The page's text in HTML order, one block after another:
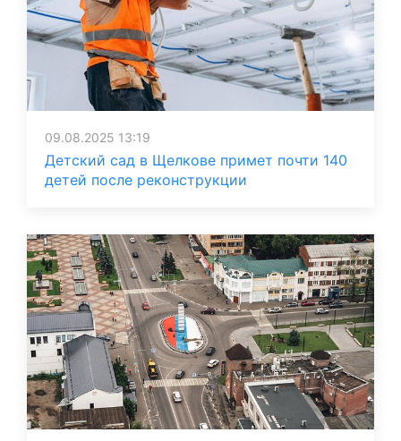
09.08.2025 13:19
Детский сад в Щелкове примет почти 140
детей после реконструкции